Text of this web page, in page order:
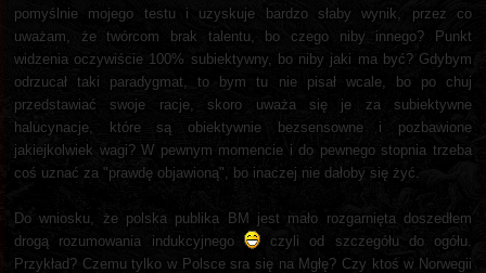
pomyślnie mojego testu i uzyskuje bardzo słaby wynik, przez co
uważam, że twórcom brak talentu, bo czego niby innego? Punkt
widzenia oczywiście 100% subiektywny, bo niby jaki ma być? Gdybym
odrzucał taki paradygmat, to bym tu nie pisał wcale, bo po chuj
przedstawiać swoje racje, skoro uważa się je za subiektywne
halucynacje, które są obiektywnie bezsensowne i pozbawione
jakiejkolwiek wagi? W pewnym momencie i do pewnego stopnia trzeba
coś uznać za "prawdę objawioną", bo inaczej nie dałoby się żyć.
Do wniosku, że polska publika BM jest mało rozgarnięta doszedłem
drogą rozumowania indukcyjnego
czyli od szczegółu do ogółu.
Przykład? Czemu tylko w Polsce sra się na Mgłę? Czy ktoś w Norwegii